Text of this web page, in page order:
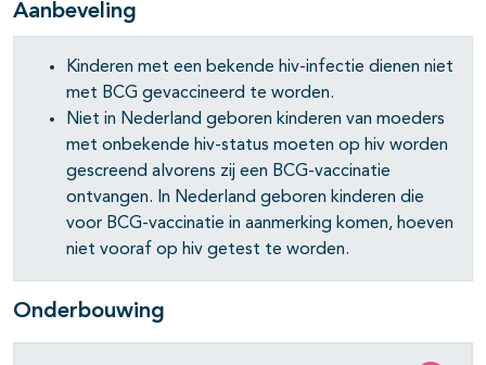
Aanbeveling
Kinderen met een bekende hiv-infectie dienen niet
met BCG gevaccineerd te worden.
Niet in Nederland geboren kinderen van moeders
met onbekende hiv-status moeten op hiv worden
gescreend alvorens zij een BCG-vaccinatie
ontvangen. In Nederland geboren kinderen die
voor BCG-vaccinatie in aanmerking komen, hoeven
niet vooraf op hiv getest te worden.
Onderbouwing